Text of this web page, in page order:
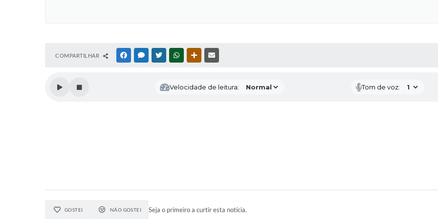
COMPARTILHAR FACEBOOKMESSENGER
TWITTERWHATSAPPOUTRAS MÍDIAS
Velocidade de leitura: Tom de voz:
GOSTEI NÃO GOSTEI Seja o primeiro a curtir esta notícia.